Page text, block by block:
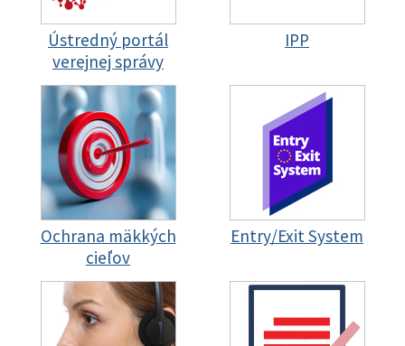
Ústredný portál
verejnej správy
IPP
Ochrana mäkkých
cieľov
Entry/Exit System